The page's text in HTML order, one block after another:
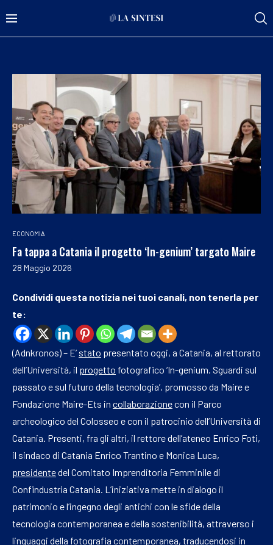
ECONOMIA
Fa tappa a Catania il progetto ‘In-genium’ targato Maire
28 Maggio 2026
Condividi questa notizia nei tuoi canali, non tenerla per
te:
(Adnkronos) – E’ stato presentato oggi, a Catania, al rettorato
dell’Università, il progetto fotografico ‘In-genium. Sguardi sul
passato e sul futuro della tecnologia’, promosso da Maire e
Fondazione Maire-Ets in collaborazionecon il Parco
archeologico del Colosseo e con il patrocinio dell’Università di
Catania. Presenti, fra gli altri, il rettore dell’ateneo Enrico Foti,
il sindaco di Catania Enrico Trantino e Monica Luca,
presidentedel Comitato Imprenditoria Femminile di
Confindustria Catania. L’iniziativa mette in dialogo il
patrimonio e l’ingegno degli antichi con le sfide della
tecnologia contemporanea e della sostenibilità, attraverso i
linguaggi della fotografia contemporanea, traducendosi in